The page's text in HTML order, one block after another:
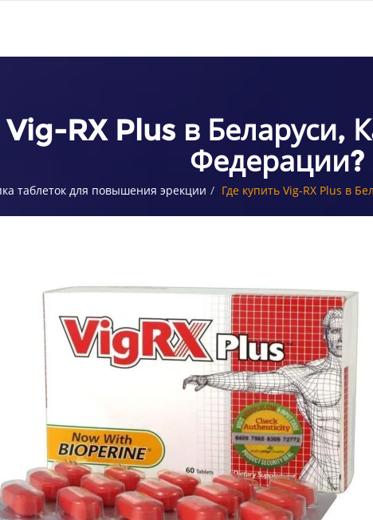
Vig-RX Plus в Беларуси,
Федерации?
таблеток для повышения эрекции Где купить Vig-RX Plus в